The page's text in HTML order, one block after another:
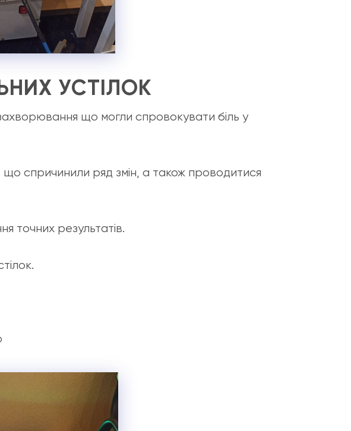
УСТІЛОК
що могли спровокувати біль у
що спричинили ряд змін, а також проводитися
точних результатів.